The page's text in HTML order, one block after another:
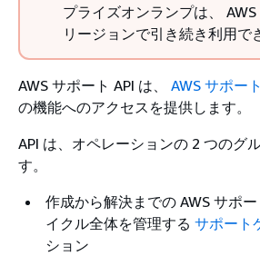
プライズオンランプは、 AWS
リージョンで引き続き利用で
AWS サポート API は、 AWS サポー
の機能へのアクセスを提供します。
API は、オペレーションの 2 つのグ
す。
作成から解決までの AWS サポ
イクル全体を管理する サポート
ション